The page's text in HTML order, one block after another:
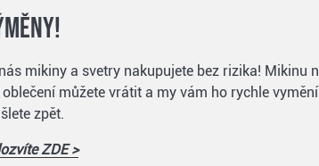
mikiny a svetry nakupujete bez rizika!
můžete vrátit a my vám ho rychle
zpět.
ZDE >